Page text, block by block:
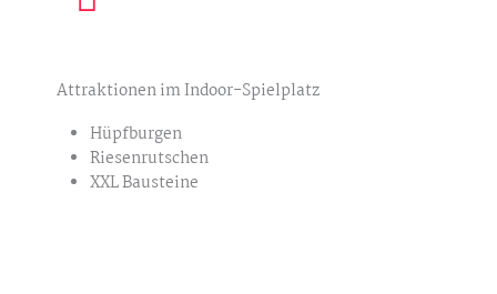
Attraktionen im Indoor-Spielplatz
Hüpfburgen
Riesenrutschen
XXL Bausteine